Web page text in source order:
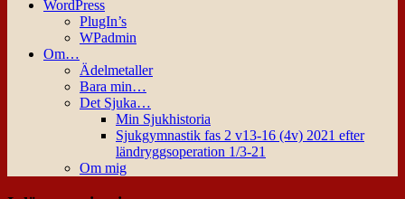
WordPress
PlugIn’s
WPadmin
Om…
Ädelmetaller
Bara min…
Det Sjuka…
Min Sjukhistoria
Sjukgymnastik fas 2 v13-16 (4v) 2021 efter
ländryggsoperation 1/3-21
Om mig